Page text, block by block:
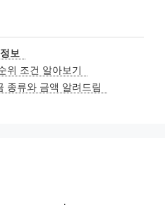
카정보
위 조건 알아보기
종류와 금액 알려드림